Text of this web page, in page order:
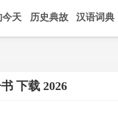
今天 历史典故 汉语词典
下载 2026